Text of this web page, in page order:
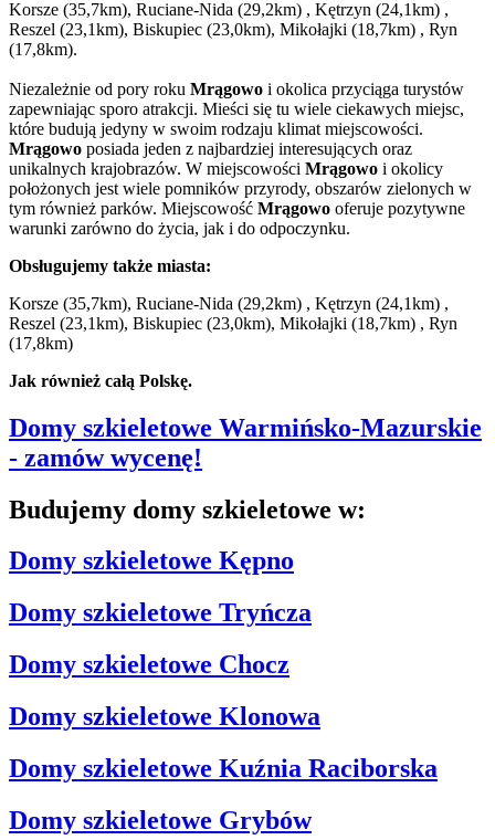
Korsze (35,7km), Ruciane-Nida (29,2km) , Kętrzyn (24,1km) ,
Reszel (23,1km), Biskupiec (23,0km), Mikołajki (18,7km) , Ryn
(17,8km).
Niezależnie od pory roku Mrągowo i okolica przyciąga turystów
zapewniając sporo atrakcji. Mieści się tu wiele ciekawych miejsc,
które budują jedyny w swoim rodzaju klimat miejscowości.
Mrągowo posiada jeden z najbardziej interesujących oraz
unikalnych krajobrazów. W miejscowości Mrągowo i okolicy
położonych jest wiele pomników przyrody, obszarów zielonych w
tym również parków. Miejscowość Mrągowo oferuje pozytywne
warunki zarówno do życia, jak i do odpoczynku.
Obsługujemy także miasta:
Korsze (35,7km), Ruciane-Nida (29,2km) , Kętrzyn (24,1km) ,
Reszel (23,1km), Biskupiec (23,0km), Mikołajki (18,7km) , Ryn
(17,8km)
Jak również całą Polskę.
Domy szkieletowe Warmińsko-Mazurskie
- zamów wycenę!
Budujemy domy szkieletowe w:
Domy szkieletowe Kępno
Domy szkieletowe Tryńcza
Domy szkieletowe Chocz
Domy szkieletowe Klonowa
Domy szkieletowe Kuźnia Raciborska
Domy szkieletowe Grybów